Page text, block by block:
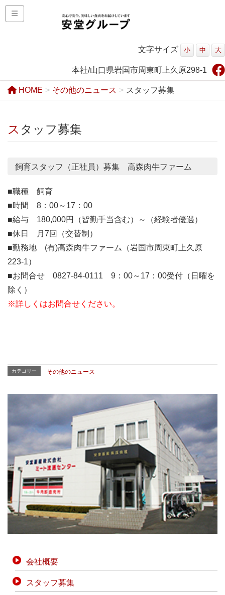
文字サイズ 小 中 大
本社/山口県岩国市周東町上久原298-1
HOME その他のニュース スタッフ募集
スタッフ募集
飼育スタッフ（正社員）募集 高森肉牛ファーム
■職種 飼育
■時間 8：00～17：00
■給与 180,000円（皆勤手当含む）～（経験者優遇）
■休日 月7回（交替制）
■勤務地 (有)高森肉牛ファーム（岩国市周東町上久原
223-1）
■お問合せ 0827-84-0111 9：00～17：00受付（日曜を
除く）
※詳しくはお問合せください。
カテゴリー その他のニュース
会社概要
スタッフ募集